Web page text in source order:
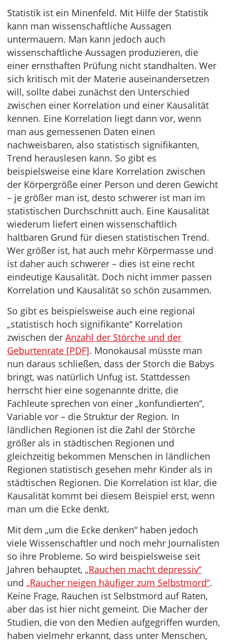
Statistik ist ein Minenfeld. Mit Hilfe der Statistik
kann man wissenschaftliche Aussagen
untermauern. Man kann jedoch auch
wissenschaftliche Aussagen produzieren, die
einer ernsthaften Prüfung nicht standhalten. Wer
sich kritisch mit der Materie auseinandersetzen
will, sollte dabei zunächst den Unterschied
zwischen einer Korrelation und einer Kausalität
kennen. Eine Korrelation liegt dann vor, wenn
man aus gemessenen Daten einen
nachweisbaren, also statistisch signifikanten,
Trend herauslesen kann. So gibt es
beispielsweise eine klare Korrelation zwischen
der Körpergröße einer Person und deren Gewicht
– je größer man ist, desto schwerer ist man im
statistischen Durchschnitt auch. Eine Kausalität
wiederum liefert einen wissenschaftlich
haltbaren Grund für diesen statistischen Trend.
Wer größer ist, hat auch mehr Körpermasse und
ist daher auch schwerer – dies ist eine recht
eindeutige Kausalität. Doch nicht immer passen
Korrelation und Kausalität so schön zusammen.
So gibt es beispielsweise auch eine regional
„statistisch hoch signifikante“ Korrelation
zwischen der Anzahl der Störche und der
Geburtenrate [PDF]. Monokausal müsste man
nun daraus schließen, dass der Storch die Babys
bringt, was natürlich Unfug ist. Stattdessen
herrscht hier eine sogenannte dritte, die
Fachleute sprechen von einer „konfundierten“,
Variable vor – die Struktur der Region. In
ländlichen Regionen ist die Zahl der Störche
größer als in städtischen Regionen und
gleichzeitig bekommen Menschen in ländlichen
Regionen statistisch gesehen mehr Kinder als in
städtischen Regionen. Die Korrelation ist klar, die
Kausalität kommt bei diesem Beispiel erst, wenn
man um die Ecke denkt.
Mit dem „um die Ecke denken“ haben jedoch
viele Wissenschaftler und noch mehr Journalisten
so ihre Probleme. So wird beispielsweise seit
Jahren behauptet, „Rauchen macht depressiv“
und „Raucher neigen häufiger zum Selbstmord“.
Keine Frage, Rauchen ist Selbstmord auf Raten,
aber das ist hier nicht gemeint. Die Macher der
Studien, die von den Medien aufgegriffen wurden,
haben vielmehr erkannt, dass unter Menschen,